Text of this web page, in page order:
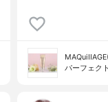
パーフェク